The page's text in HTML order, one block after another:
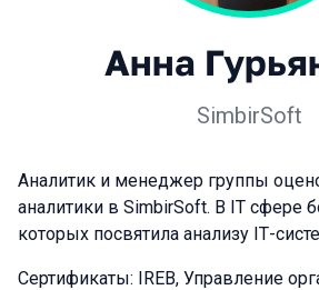
Анна
SimbirSoft
Аналитик и менеджер группы
аналитики в SimbirSoft. В IT сфере
которых посвятила анализу IТ-
Сертификаты: IREB, Управление